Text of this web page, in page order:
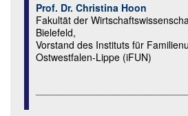
Prof. Dr. Christina Hoon
Fakultät der
Bielefeld,
Vorstand des Instituts für
Ostwestfalen-Lippe (iFUN)